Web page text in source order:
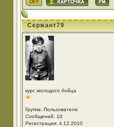
Сержант79
курс молодого бойца
Группа: Пользователи
Сообщений: 10
Регистрация: 4.12.2010